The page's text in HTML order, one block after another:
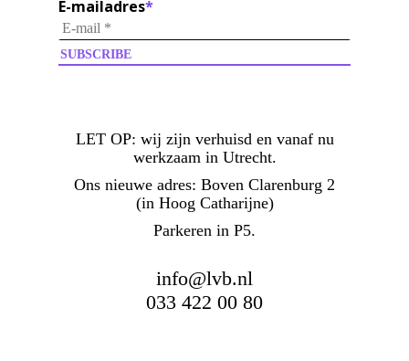
E-mailadres*
LET OP: wij zijn verhuisd en vanaf nu
werkzaam in Utrecht.
Ons nieuwe adres: Boven Clarenburg 2
(in Hoog Catharijne)
Parkeren in P5.
info@lvb.nl
033 422 00 80